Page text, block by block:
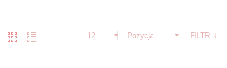
Pozycja FILTR
12